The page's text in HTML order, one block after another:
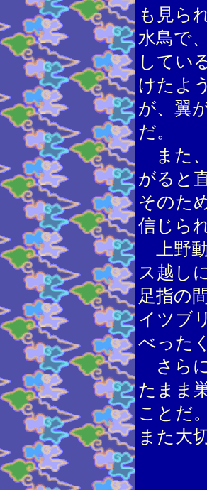
も見ら
水鳥で
してい
けたよ
が、翼
だ。
また
がると
そのた
信じら
上野
ス越し
足指の
イツブ
べった
さら
たまま
ことだ
また大